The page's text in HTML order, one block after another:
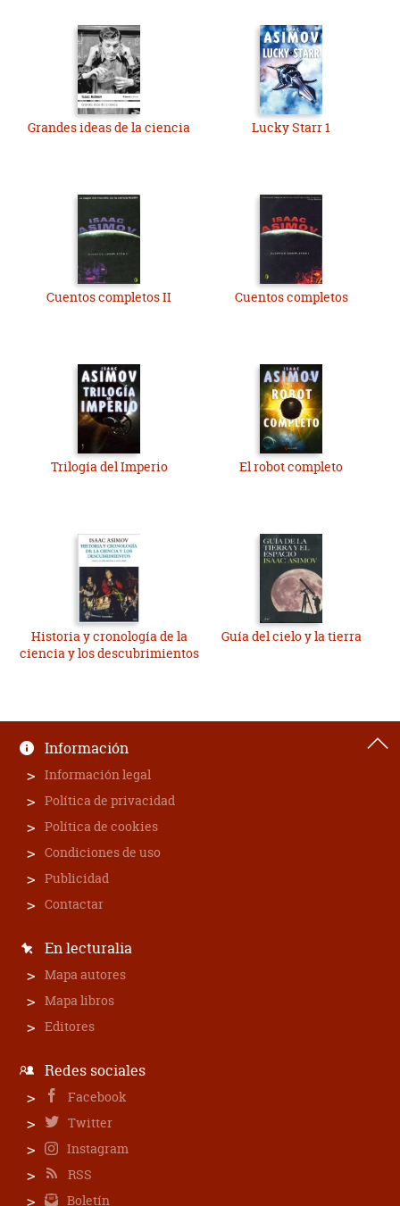
Grandes ideas de la ciencia Lucky Starr 1
Cuentos completos II Cuentos completos
Trilogía del Imperio El robot completo
Historia y cronología de la
ciencia y los descubrimientos
Guía del cielo y la tierra
Información
Información legal
Política de privacidad
Política de cookies
Condiciones de uso
Publicidad
Contactar
En lecturalia
Mapa autores
Mapa libros
Editores
Redes sociales
Facebook
Twitter
Instagram
RSS
Boletín